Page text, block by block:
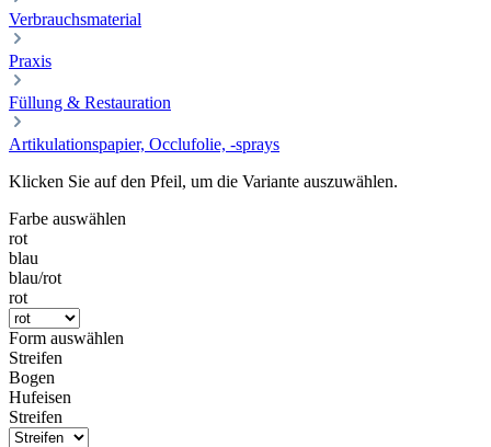
Verbrauchsmaterial
Praxis
Füllung & Restauration
Artikulationspapier, Occlufolie, -sprays
Klicken Sie auf den Pfeil, um die Variante auszuwählen.
Farbe auswählen
rot
blau
blau/rot
rot
Form auswählen
Streifen
Bogen
Hufeisen
Streifen